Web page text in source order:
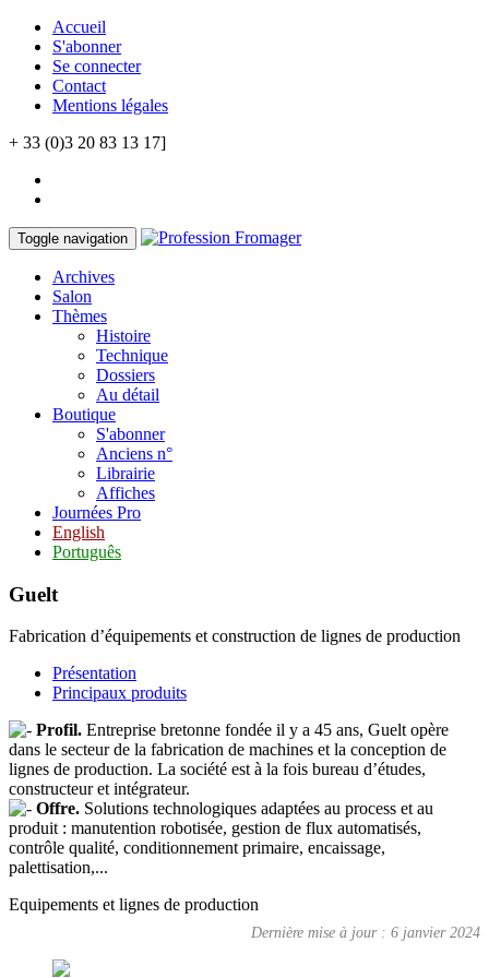
Accueil
S'abonner
Se connecter
Contact
Mentions légales
+ 33 (0)3 20 83 13 17]
Toggle navigation
Archives
Salon
Thèmes
Histoire
Technique
Dossiers
Au détail
Boutique
S'abonner
Anciens n°
Librairie
Affiches
Journées Pro
English
Português
Guelt
Fabrication d’équipements et construction de lignes de production
Présentation
Principaux produits
Profil. Entreprise bretonne fondée il y a 45 ans, Guelt opère
dans le secteur de la fabrication de machines et la conception de
lignes de production. La société est à la fois bureau d’études,
constructeur et intégrateur.
Offre. Solutions technologiques adaptées au process et au
produit : manutention robotisée, gestion de flux automatisés,
contrôle qualité, conditionnement primaire, encaissage,
palettisation,...
Equipements et lignes de production
Dernière mise à jour : 6 janvier 2024